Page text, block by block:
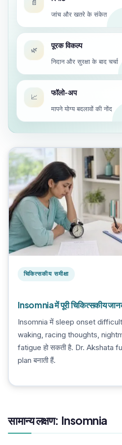
📄
जांच और खतरे के संकेत
🌿 पूरक विकल्प
निदान और सुरक्षा के बाद चर्चा
📈 फॉलो-अप
मापने योग्य बदलावों की नोंद
चिकित्सकीय समीक्षा
Insomnia में पूरी चिकित्सकीय
Insomnia में sleep onset
waking, racing thoughts,
fatigue हो सकती है. Dr. Akshata
plan बनाती हैं.
सामान्य लक्षण: Insomnia